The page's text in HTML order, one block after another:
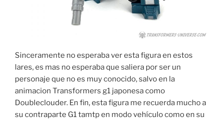
Sinceramente no esperaba ver esta figura en estos
lares, es mas no esperaba que saliera por ser un
personaje que no es muy conocido, salvo en la
animacion Transformers g1 japonesa como
Doubleclouder. En fin, esta figura me recuerda mucho a
su contraparte G1 tamtp en modo vehículo como en su